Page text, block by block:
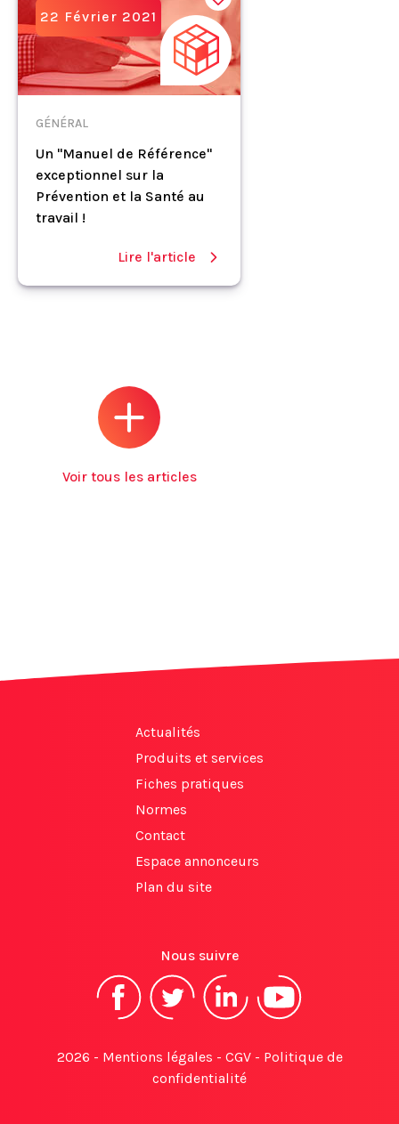
22 Février 2021
GÉNÉRAL
Un "Manuel de Référence"
exceptionnel sur la
Prévention et la Santé au
travail !
Lire l'article
Voir tous les articles
Actualités
Produits et services
Fiches pratiques
Normes
Contact
Espace annonceurs
Plan du site
Nous suivre
2026 - Mentions légales - CGV- Politique de
confidentialité